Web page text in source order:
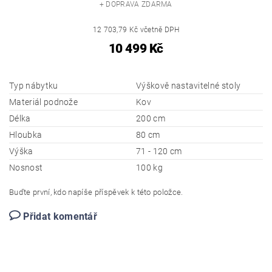
+ DOPRAVA ZDARMA
12 703,79 Kč včetně DPH
10 499 Kč
Typ nábytku
Výškově nastavitelné stoly
Materiál podnože
Kov
Délka
200 cm
Hloubka
80 cm
Výška
71 - 120 cm
Nosnost
100 kg
Buďte první, kdo napíše příspěvek k této položce.
Přidat komentář